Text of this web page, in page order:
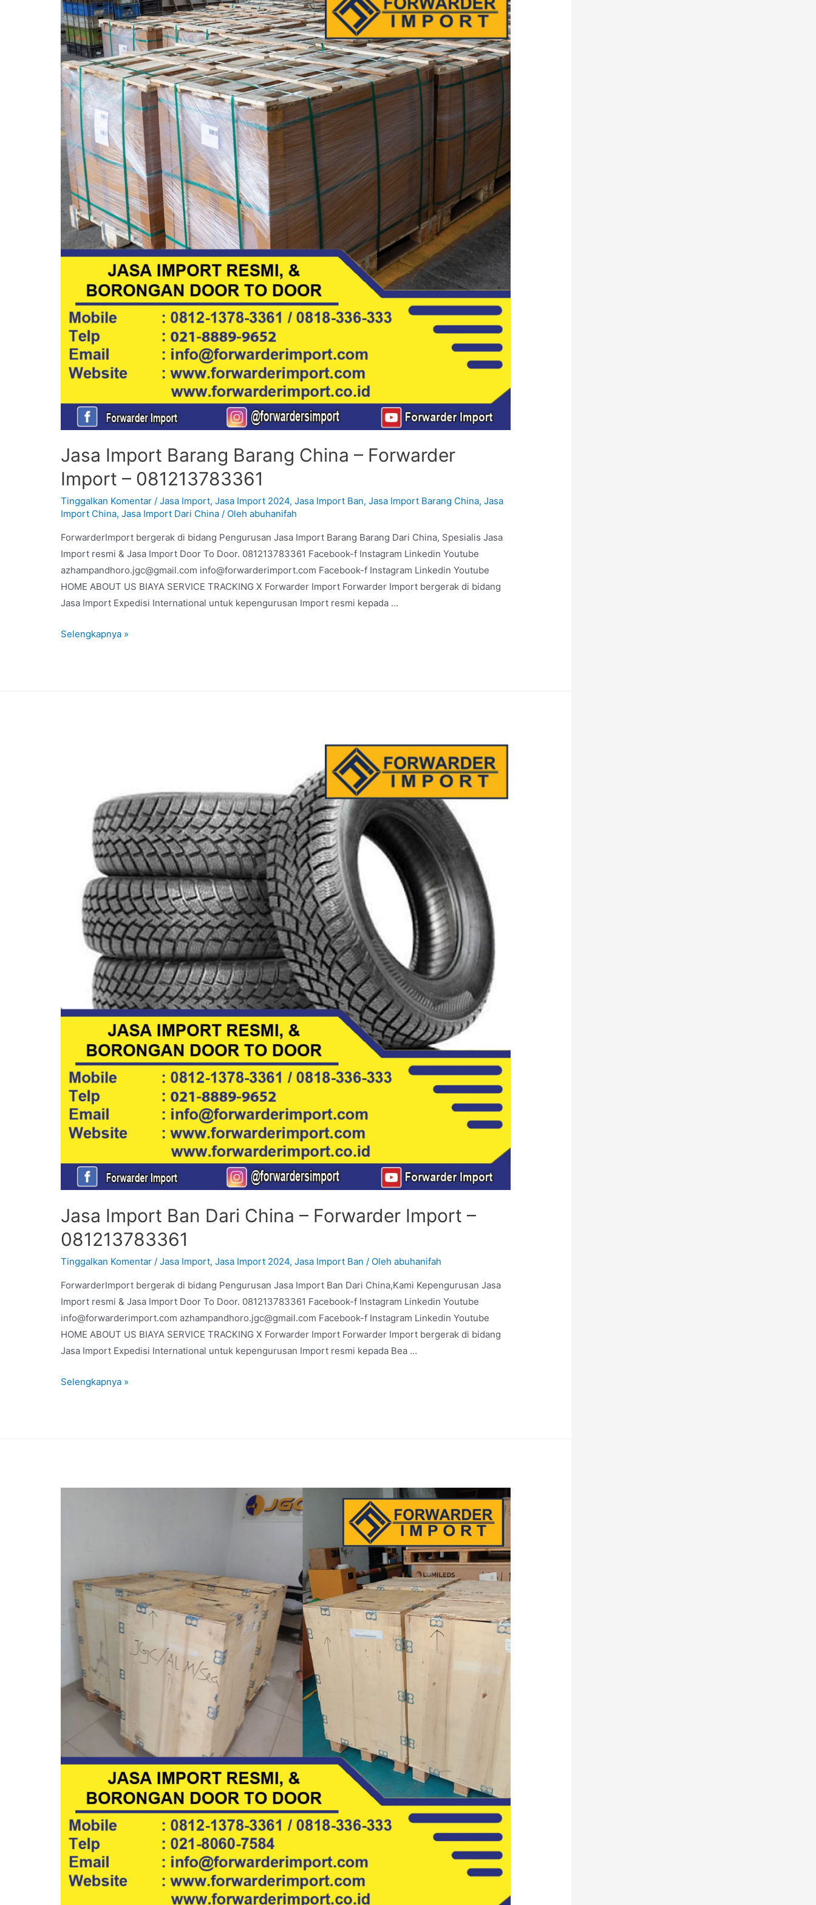
Jasa Import Barang Barang China – Forwarder
Import – 081213783361
Tinggalkan Komentar /Jasa Import,Jasa Import 2024,Jasa Import Ban,Jasa Import Barang China,Jasa
Import China,Jasa Import Dari China / Olehabuhanifah
ForwarderImport bergerak di bidang Pengurusan Jasa Import Barang Barang Dari China, Spesialis Jasa
Import resmi & Jasa Import Door To Door. 081213783361 Facebook-f Instagram Linkedin Youtube
azhampandhoro.jgc@gmail.com info@forwarderimport.com Facebook-f Instagram Linkedin Youtube
HOME ABOUT US BIAYA SERVICE TRACKING X Forwarder Import Forwarder Import bergerak di bidang
Jasa Import Expedisi International untuk kepengurusan Import resmi kepada …
Selengkapnya »
Jasa Import Ban Dari China – Forwarder Import –
081213783361
Tinggalkan Komentar /Jasa Import,Jasa Import 2024,Jasa Import Ban / Olehabuhanifah
ForwarderImport bergerak di bidang Pengurusan Jasa Import Ban Dari China,Kami Kepengurusan Jasa
Import resmi & Jasa Import Door To Door. 081213783361 Facebook-f Instagram Linkedin Youtube
info@forwarderimport.com azhampandhoro.jgc@gmail.com Facebook-f Instagram Linkedin Youtube
HOME ABOUT US BIAYA SERVICE TRACKING X Forwarder Import Forwarder Import bergerak di bidang
Jasa Import Expedisi International untuk kepengurusan Import resmi kepada Bea …
Selengkapnya »